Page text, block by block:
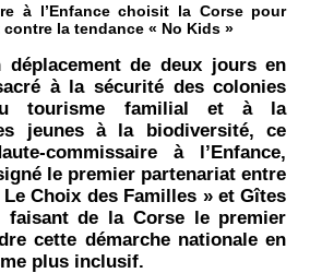
à l’Enfance choisit la Corse pour
la tendance « No Kids »
de deux jours en
à la sécurité des colonies
tourisme familial et à la
jeunes à la biodiversité, ce
commissaire à l’Enfance,
le premier partenariat entre
Choix des Familles » et Gîtes
faisant de la Corse le premier
cette démarche nationale en
plus inclusif.